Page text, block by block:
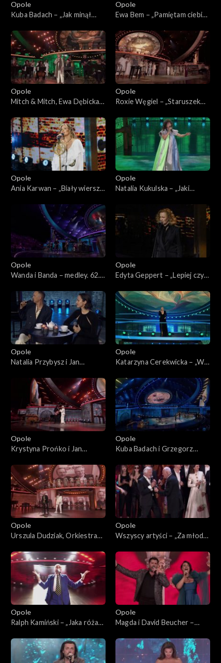
Opole
Kuba Badach – „Jak minął
tęsknoty – koncert pamięci
Wojciecha Trzcińskiego”
Opole
Ewa Bem – „Pamiętam ciebie
„Małe tęsknoty – koncert
pamięci Wojciecha
Trzcińskiego”
Opole
Mitch & Mitch, Ewa Dębicka-
62. KFPP: „Małe tęsknoty –
koncert pamięci Wojciecha
Trzcińskiego”
Opole
Roxie Węgiel – „Staruszek
tęsknoty – koncert pamięci
Wojciecha Trzcińskiego”
Opole
Ania Karwan – „Biały wiersz
tęsknoty – koncert pamięci
Wojciecha Trzcińskiego”
Opole
Natalia Kukulska – „Jaki
KFPP: „Małe tęsknoty –
koncert pamięci Wojciecha
Trzcińskiego”
Opole
Wanda i Banda – medley. 62.
koncert pamięci Wojciecha
Trzcińskiego”
Opole
Edyta Geppert – „Lepiej czyli
tęsknoty – koncert pamięci
Wojciecha Trzcińskiego”
Opole
Natalia Przybysz i Jan
kawiarenki”. 62. KFPP: „Małe
tęsknoty – koncert pamięci
Wojciecha Trzcińskiego”
Opole
Katarzyna Cerekwicka – „W
KFPP: „Małe tęsknoty –
koncert pamięci Wojciecha
Trzcińskiego”
Opole
Krystyna Prońko i Jan
domu”. 62. KFPP: „Małe
tęsknoty – koncert pamięci
Wojciecha Trzcińskiego”
Opole
Kuba Badach i Grzegorz
KFPP: „Małe tęsknoty –
koncert pamięci Wojciecha
Trzcińskiego”
Opole
Urszula Dudziak, Orkiestra
medley instrumentalny. 62.
KFPP: „Małe tęsknoty –
koncert pamięci Wojciecha
Trzcińskiego”
Opole
Wszyscy artyści – „Za młodzi,
Koncert „Trzy ćwiartki Jacka
Cygana”
Opole
Ralph Kamiński – „Jaka róża
Koncert „Trzy ćwiartki Jacka
Cygana”
Opole
Magda i David Beucher –
Koncert „Trzy ćwiartki Jacka
Cygana”